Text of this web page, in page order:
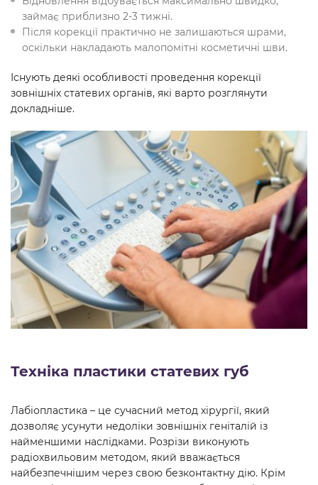
займає приблизно 2-3 тижні.
Після корекції практично не залишаються шрами,
оскільки накладають малопомітні косметичні шви.
Існують деякі особливості проведення корекції
зовнішніх статевих органів, які варто розглянути
докладніше.
Техніка пластики статевих губ
Лабіопластика – це сучасний метод хірургії, який
дозволяє усунути недоліки зовнішніх геніталій із
найменшими наслідками. Розрізи виконують
радіохвильовим методом, який вважається
найбезпечнішим через свою безконтактну дію. Крім